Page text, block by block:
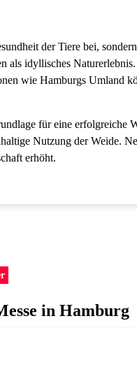
der Tiere bei,
als idyllisches
wie Hamburgs Umland
für eine erfolgreiche
Nutzung der Weide.
erhöht.
in Hamburg